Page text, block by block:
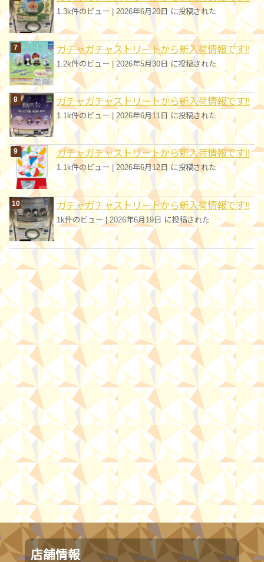
1.3k件のビュー |2026年6月20日 に投稿された
ガチャガチャストリートから新入荷情報です!!
1.2k件のビュー | 2026年5月30日 に投稿された
ガチャガチャストリートから新入荷情報です!!
1.1k件のビュー| 2026年6月11日 に投稿された
ガチャガチャストリートから新入荷情報です!!
1.1k件のビュー|2026年6月12日 に投稿された
ガチャガチャストリートから新入荷情報です!!
1k件のビュー| 2026年6月19日 に投稿された
店舗情報